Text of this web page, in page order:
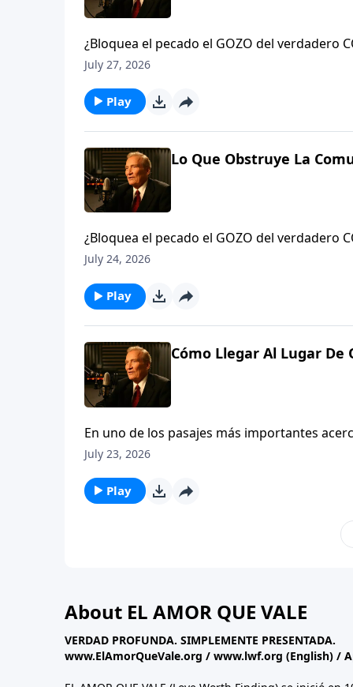
¿Bloquea el pecado el GOZO del verdadero COMPAÑERISMO? Siempre. Aprenda acerca de la #convicción,
la #limpieza y la #conquista del pecado que
July 27, 2026
Play
Lo Que Obstruye La
¿Bloquea el pecado el GOZO del verdadero COMPAÑERISMO? Siempre. Aprenda acerca de la #convicción,
la #limpieza y la #conquista del pecado que
July 24, 2026
Play
Cómo Llegar Al Lugar De
En uno de los pasajes más importantes
demuestra que no es sólo lo que oramos,
July 23, 2026
Play
About EL AMOR QUE VALE
VERDAD PROFUNDA. SIMPLEMENTE PRESENTADA.
www.ElAmorQueVale.org / www.lwf.org (English) /